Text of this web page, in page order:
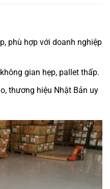
phù hợp với doanh nghiệp
gian hẹp, pallet thấp.
thương hiệu Nhật Bản uy